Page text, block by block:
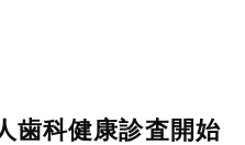
歯科健康診査開始